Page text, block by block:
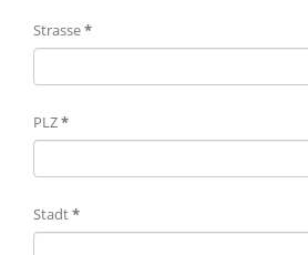
Strasse*
PLZ*
Stadt*